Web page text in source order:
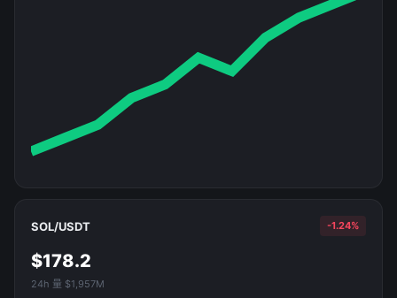
SOL/USDT -1.24%
$178.2
24h 量 $1,957M